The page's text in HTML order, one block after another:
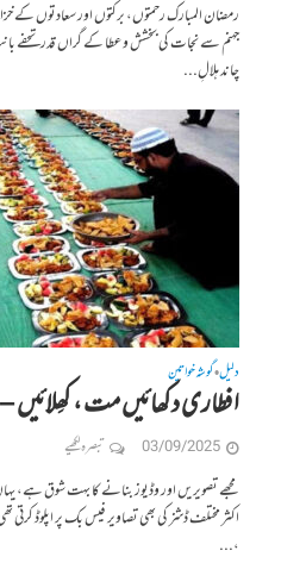
رمضان المبارک رحمتوں، برکتوں اور سعادتوں
جہنم سے نجات کی بخشش و عطا کے گراں قدر تحفے
چاند ہلالِ...
دلیل•گوشہ خواتین
افطاری دکھائیں مت ، کھِلائیں – ‎ فاخرہ گل
03/09/2025 تبصرہ لکھیے
مجھے تصویریں اور وڈیوز بنانے کا بہت شوق ہے،
اکثر مختلف ڈشز کی بھی تصاویر فیس بک پر اپلوڈ
،...